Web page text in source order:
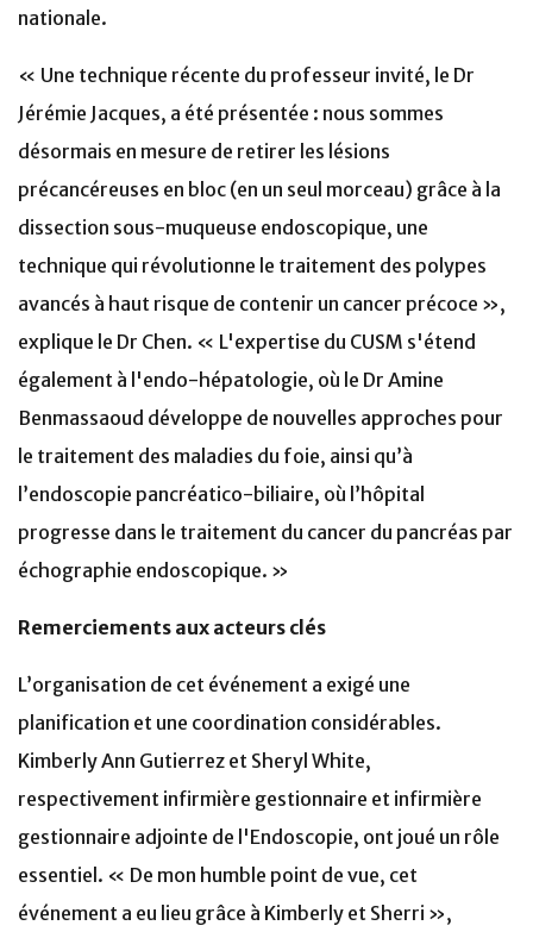
nationale.
« Une technique récente du professeur invité, le Dr
Jérémie Jacques, a été présentée : nous sommes
désormais en mesure de retirer les lésions
précancéreuses en bloc (en un seul morceau) grâce à la
dissection sous-muqueuse endoscopique, une
technique qui révolutionne le traitement des polypes
avancés à haut risque de contenir un cancer précoce »,
explique le Dr Chen. « L'expertise du CUSM s'étend
également à l'endo-hépatologie, où le Dr Amine
Benmassaoud développe de nouvelles approches pour
le traitement des maladies du foie, ainsi qu’à
l’endoscopie pancréatico-biliaire, où l’hôpital
progresse dans le traitement du cancer du pancréas par
échographie endoscopique. »
Remerciements aux acteurs clés
L’organisation de cet événement a exigé une
planification et une coordination considérables.
Kimberly Ann Gutierrez et Sheryl White,
respectivement infirmière gestionnaire et infirmière
gestionnaire adjointe de l'Endoscopie, ont joué un rôle
essentiel. « De mon humble point de vue, cet
événement a eu lieu grâce à Kimberly et Sherri »,